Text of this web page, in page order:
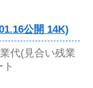
公開 14K)
代(見合い残業